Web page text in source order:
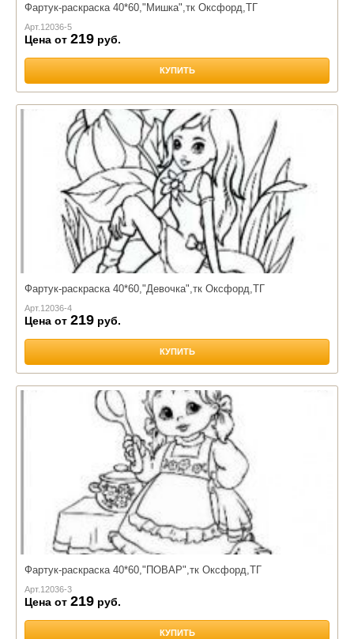
Фартук-раскраска 40*60,"Мишка",тк Оксфорд,ТГ
Арт. 12036-5
Цена от 219 руб.
КУПИТЬ
Фартук-раскраска 40*60,"Девочка",тк Оксфорд,ТГ
Арт. 12036-4
Цена от 219 руб.
КУПИТЬ
Фартук-раскраска 40*60,"ПОВАР",тк Оксфорд,ТГ
Арт. 12036-3
Цена от 219 руб.
КУПИТЬ